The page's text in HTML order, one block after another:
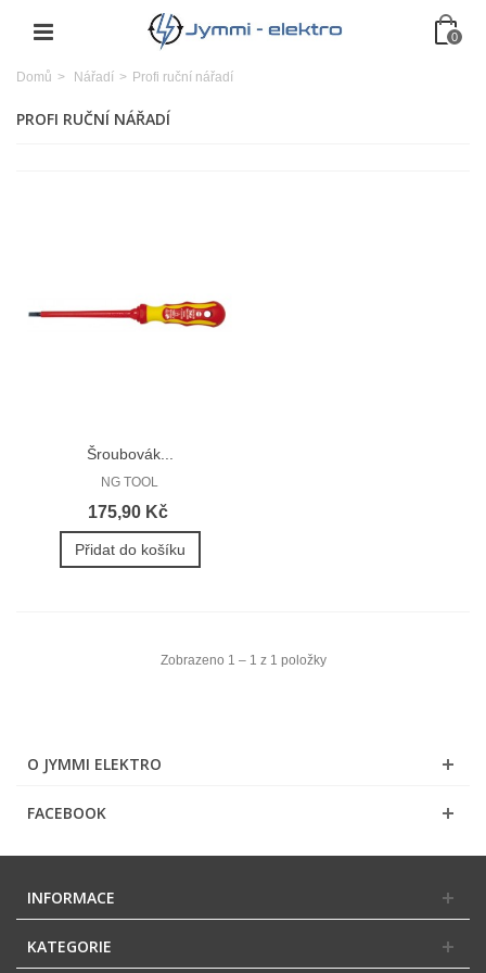
0
Domů > Nářadí > Profi ruční nářadí
PROFI RUČNÍ NÁŘADÍ
Šroubovák...
NG TOOL
175,90 Kč
Přidat do košíku
Zobrazeno 1 – 1 z 1 položky
O JYMMI ELEKTRO
FACEBOOK
INFORMACE
KATEGORIE